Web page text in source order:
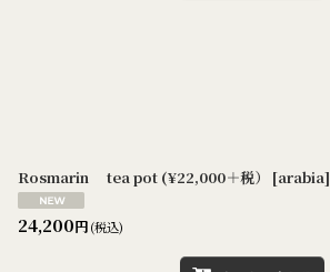
Rosmarin tea pot (¥22,000＋税） [arabia]
24,200円(税込)